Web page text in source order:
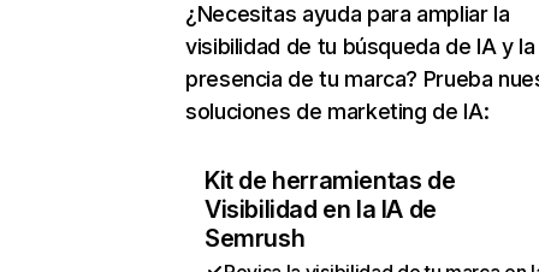
¿Necesitas ayuda para ampliar la
visibilidad de tu búsqueda de IA y la
presencia de tu marca? Prueba
soluciones de marketing de IA:
Kit de herramientas de
Visibilidad en la IA de
Semrush